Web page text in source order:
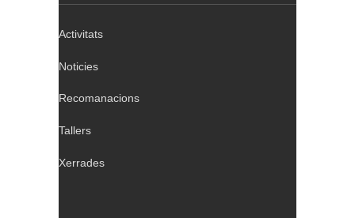
Activitats
Noticies
Recomanacions
Tallers
Xerrades